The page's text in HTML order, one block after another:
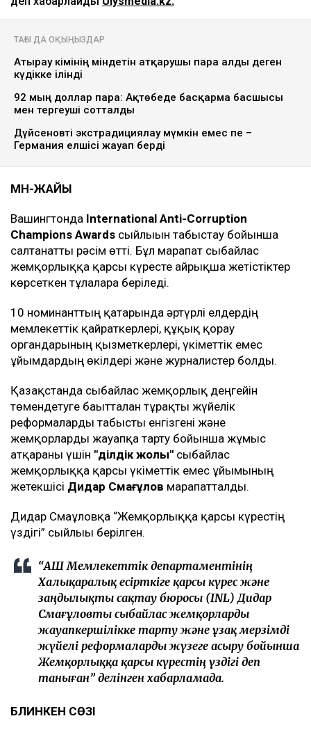
ТАҒЫ ДА ОҚЫҢЫЗДАР
Атырау әкімінің міндетін атқарушы пара алды деген
күдікке ілінді
92 мың доллар пара: Ақтөбеде басқарма басшысы
мен тергеуші сотталды
Дүйсеновті экстрадициялау мүмкін емес пе –
Германия елшісі жауап берді
МӘН-ЖАЙЫ
Вашингтонда International Anti-Corruption
Champions Awards сыйлығын табыстау бойынша
салтанатты рәсім өтті. Бұл марапат сыбайлас
жемқорлыққа қарсы күресте айрықша жетістіктер
көрсеткен тұлғаларға беріледі.
10 номинанттың қатарында әртүрлі елдердің
мемлекеттік қайраткерлері, құқық қорғау
органдарының қызметкерлері, үкіметтік емес
ұйымдардың өкілдері және журналистер болды.
Қазақстанда сыбайлас жемқорлық деңгейін
төмендетуге бағытталған тұрақты жүйелік
реформаларды табысты енгізгені және
жемқорларды жауапқа тарту бойынша жұмыс
атқарғаны үшін "Әділдік жолы" сыбайлас
жемқорлыққа қарсы үкіметтік емес ұйымының
жетекшісі Дидар Смағұлов марапатталды.
Дидар Смағұловқа “Жемқорлыққа қарсы күрестің
үздігі” сыйлығы берілген.
“АҚШ Мемлекеттік департаментінің
Халықаралық есірткіге қарсы күрес және
заңдылықты сақтау бюросы (INL) Дидар
Смағұловты сыбайлас жемқорларды
жауапкершілікке тарту және ұзақ мерзімді
жүйелі реформаларды жүзеге асыру бойынша
Жемқорлыққа қарсы күрестің үздігі деп
таныған” делінген хабарламада.
БЛИНКЕН СӨЗІ